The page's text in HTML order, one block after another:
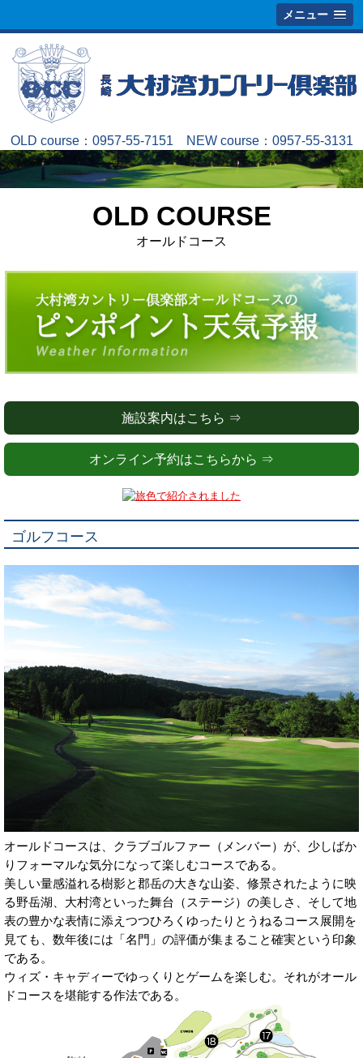
メニュー
OLD course： 0957-55-7151 NEW course： 0957-55-3131
OLD COURSE
オールドコース
施設案内はこちら ⇒
オンライン予約はこちらから ⇒
ゴルフコース
オールドコースは、クラブゴルファー（メンバー）が、少しばか
りフォーマルな気分になって楽しむコースである。
美しい量感溢れる樹影と郡岳の大きな山姿、修景されたように映
る野岳湖、大村湾といった舞台（ステージ）の美しさ、そして地
表の豊かな表情に添えつつひろくゆったりとうねるコース展開を
見ても、数年後には「名門」の評価が集まること確実という印象
である。
ウィズ・キャディーでゆっくりとゲームを楽しむ。それがオール
ドコースを堪能する作法である。